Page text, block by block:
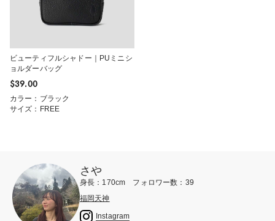
ビューティフルシャドー｜PUミニシ
ョルダーバッグ
$‌39.00
カラー：ブラック
サイズ：FREE
さや
身長：170cm フォロワー数：39
福岡天神
Instagram